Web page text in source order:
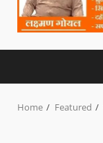
Home Featured